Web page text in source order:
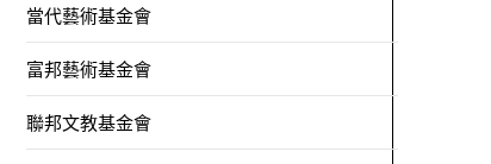
當代藝術基金會
富邦藝術基金會
聯邦文教基金會